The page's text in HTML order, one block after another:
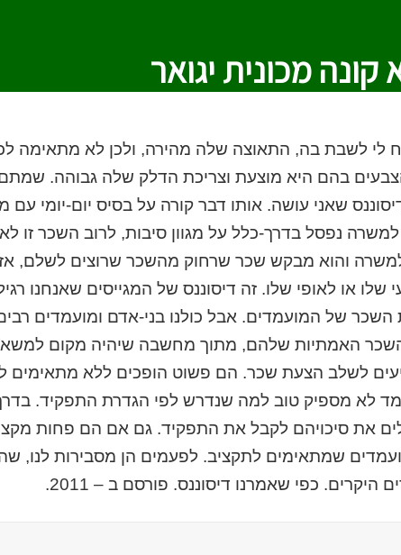
מכונית יגואר
לי לשבת בה, התאוצה שלה מהירה, ולכן לא מתאימה
בהם היא מוצעת וצריכת הדלק שלה גבוהה.
שאני עושה. אותו דבר קורה על בסיס יום-יומי
נפסל בדרך-כלל על מגוון סיבות, לרוב השכר זו
והוא מבקש שכר שרחוק מהשכר שרוצים לשלם, אז
שלו או לאופי שלו. זה דיסוננס של המגייסים שאנחנו
השכר של המועמדים. אבל כולנו בני-אדם ומועמדים
האמתיות שלהם, מתוך מחשבה שיהיה מקום
לשלב הצעת שכר. הם פשוט הופכים ללא מתאימים
לא מספיק טוב למה שנדרש לפי הגדרת התפקיד.
את סיכויהם לקבל את התפקיד. גם אם הם פחות
שמתאימים לתקציב. לפעמים הן מסבירות לנו,
כפי שאמרנו דיסוננס. פורסם ב – 2011.